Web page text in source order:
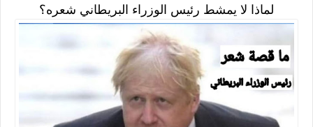
لماذا لا يمشط رئيس الوزراء البريطاني شعره؟